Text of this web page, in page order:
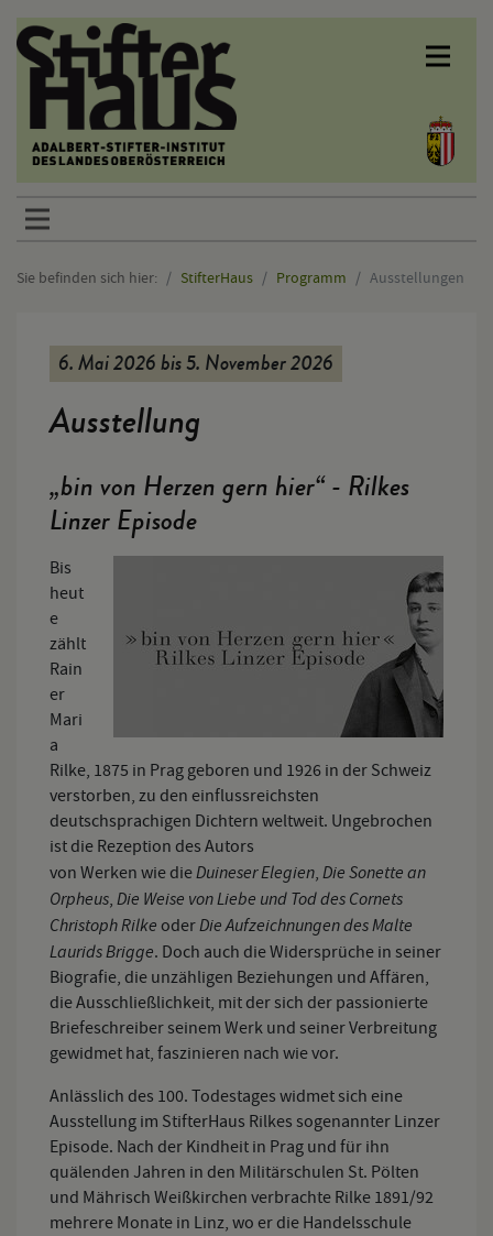
Sprunglinks
Sie befinden sich hier: StifterHaus Programm Ausstellungen
6. Mai 2026 bis 5. November 2026
Ausstellung
„bin von Herzen gern hier“ - Rilkes
Linzer Episode
Bis
heut
e
zählt
Rain
er
Mari
a
Rilke, 1875 in Prag geboren und 1926 in der Schweiz
verstorben, zu den einflussreichsten
deutschsprachigen Dichtern weltweit. Ungebrochen
ist die Rezeption des Autors
von Werken wie dieDuineser Elegien, Die Sonette an
Orpheus, Die Weise von Liebe und Tod des Cornets
Christoph Rilke oderDie Aufzeichnungen des Malte
Laurids Brigge. Doch auch die Widersprüche in seiner
Biografie, die unzähligen Beziehungen und Affären,
die Ausschließlichkeit, mit der sich der passionierte
Briefeschreiber seinem Werk und seiner Verbreitung
gewidmet hat, faszinieren nach wie vor.
Anlässlich des 100. Todestages widmet sich eine
Ausstellung im StifterHaus Rilkes sogenannter Linzer
Episode. Nach der Kindheit in Prag und für ihn
quälenden Jahren in den Militärschulen St. Pölten
und Mährisch Weißkirchen verbrachte Rilke 1891/92
mehrere Monate in Linz, wo er die Handelsschule